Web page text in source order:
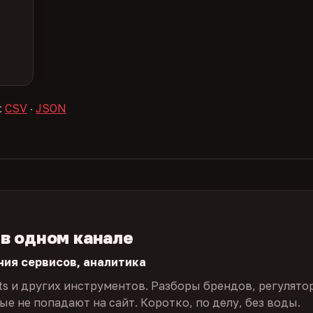
CSV · JSON
одном канале
сервисов, аналитика
и других инструментов. Разборы брендов,
не попадают на сайт. Коротко, по делу, без воды.